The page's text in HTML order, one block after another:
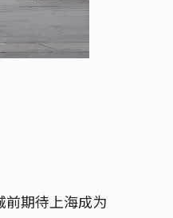
期待上海成为